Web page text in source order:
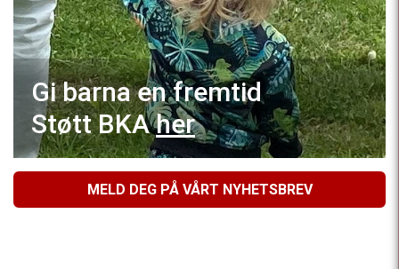
Gi barna en fremtid
Støtt BKAher
MELD DEG PÅ VÅRT NYHETSBREV